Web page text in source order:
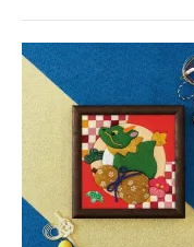
meeting_room ログイン